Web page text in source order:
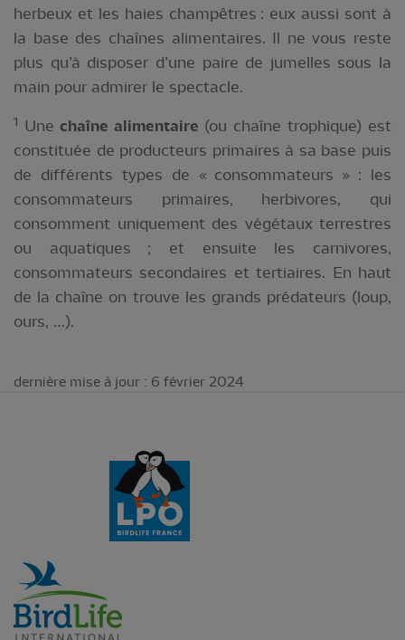
herbeux et les haies champêtres : eux aussi sont à
la base des chaînes alimentaires. Il ne vous reste
plus qu’à disposer d’une paire de jumelles sous la
main pour admirer le spectacle.
1 Une chaîne alimentaire (ou chaîne trophique) est
constituée de producteurs primaires à sa base puis
de différents types de « consommateurs » : les
consommateurs primaires, herbivores, qui
consomment uniquement des végétaux terrestres
ou aquatiques ; et ensuite les carnivores,
consommateurs secondaires et tertiaires. En haut
de la chaîne on trouve les grands prédateurs (loup,
ours, …).
dernière mise à jour : 6 février 2024